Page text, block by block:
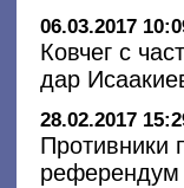
06.03.2017
Ковчег с
дар
28.02.2017
Противники
референдум